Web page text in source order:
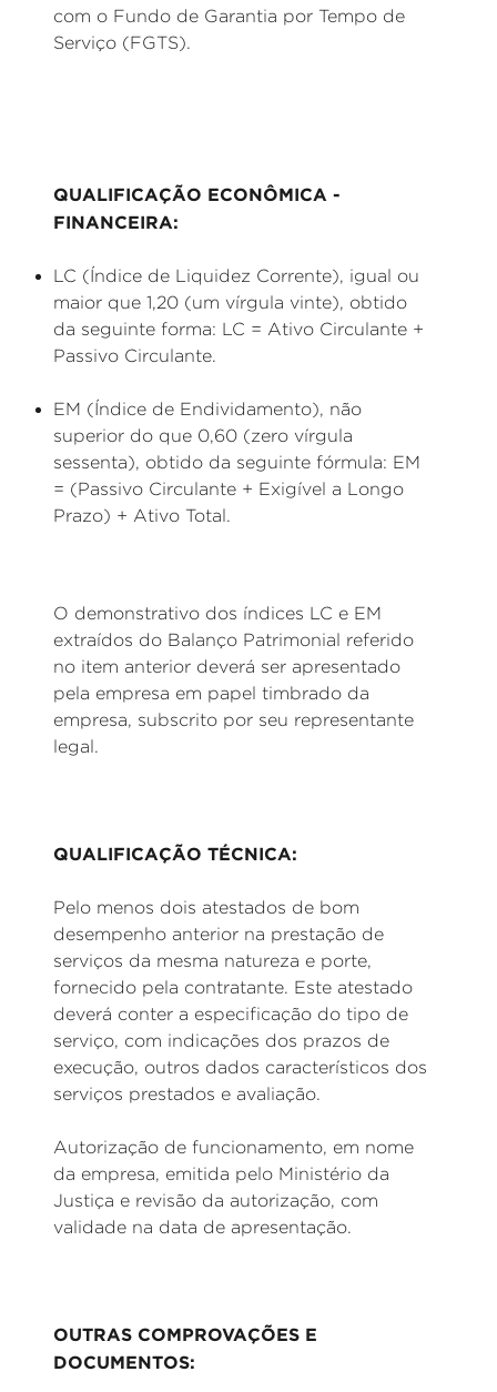
com o Fundo de Garantia por Tempo de
Serviço (FGTS).
QUALIFICAÇÃO ECONÔMICA -
FINANCEIRA:
LC (Índice de Liquidez Corrente), igual ou
maior que 1,20 (um vírgula vinte), obtido
da seguinte forma: LC = Ativo Circulante +
Passivo Circulante.
EM (Índice de Endividamento), não
superior do que 0,60 (zero vírgula
sessenta), obtido da seguinte fórmula: EM
= (Passivo Circulante + Exigível a Longo
Prazo) + Ativo Total.
O demonstrativo dos índices LC e EM
extraídos do Balanço Patrimonial referido
no item anterior deverá ser apresentado
pela empresa em papel timbrado da
empresa, subscrito por seu representante
legal.
QUALIFICAÇÃO TÉCNICA:
Pelo menos dois atestados de bom
desempenho anterior na prestação de
serviços da mesma natureza e porte,
fornecido pela contratante. Este atestado
deverá conter a especificação do tipo de
serviço, com indicações dos prazos de
execução, outros dados característicos dos
serviços prestados e avaliação.
Autorização de funcionamento, em nome
da empresa, emitida pelo Ministério da
Justiça e revisão da autorização, com
validade na data de apresentação.
OUTRAS COMPROVAÇÕES E
DOCUMENTOS: